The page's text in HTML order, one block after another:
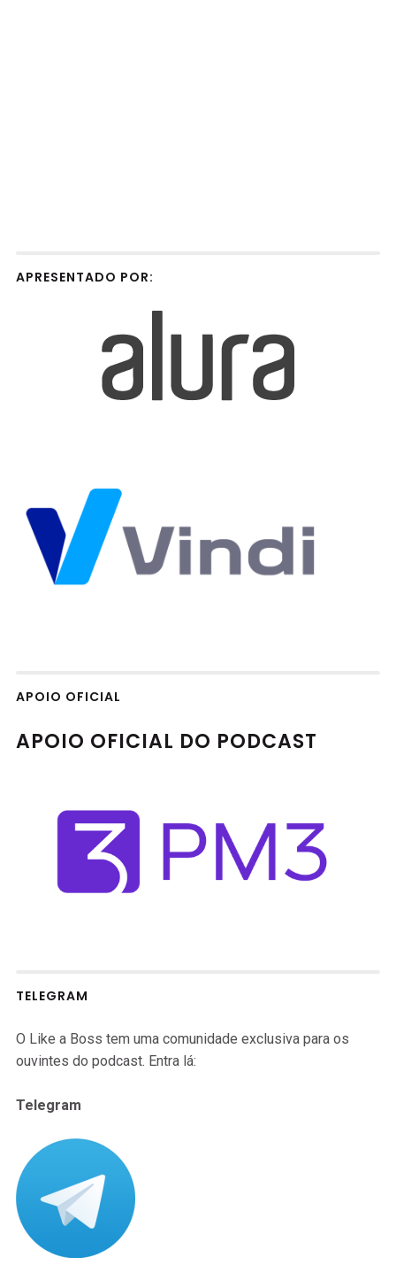
APRESENTADO POR:
APOIO OFICIAL
APOIO OFICIAL DO PODCAST
TELEGRAM
O Like a Boss tem uma comunidade exclusiva para os
ouvintes do podcast. Entra lá:
Telegram